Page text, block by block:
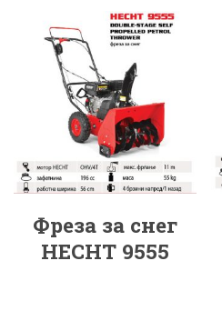
Фреза за снег
HECHT 9555